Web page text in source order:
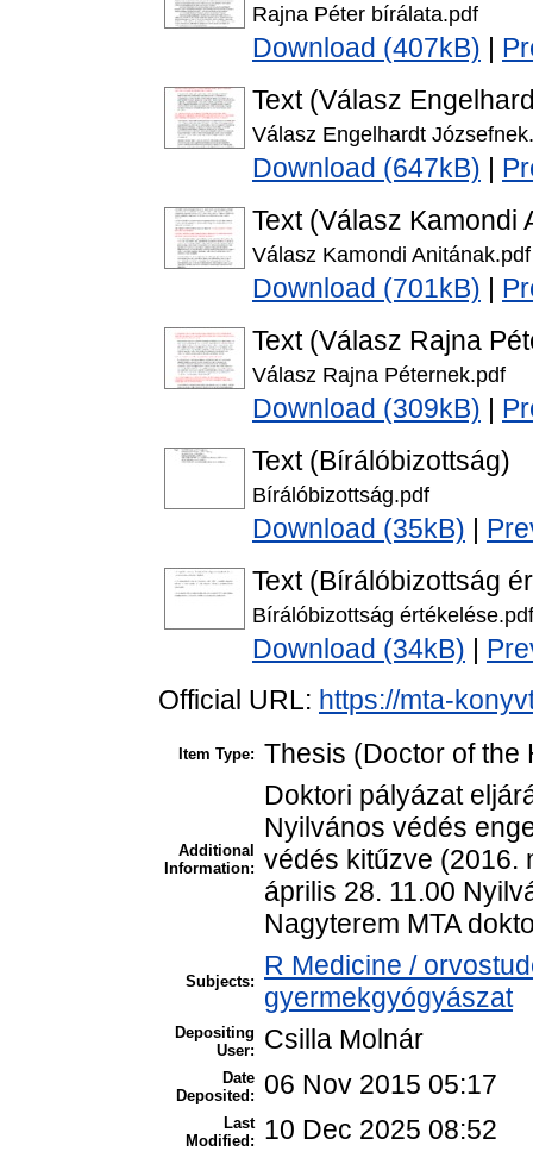
Rajna Péter bírálata.pdf
Download (407kB)
Text (Válasz
Válasz Engelhardt
Download (647kB)
Text (Válasz Kamondi
Válasz Kamondi Anitának.pdf
Download (701kB)
Text (Válasz Rajna
Válasz Rajna Péternek.pdf
Download (309kB)
Text (Bírálóbizottság)
Bírálóbizottság.pdf
Download (35kB)
Text (Bírálóbizottság
Bírálóbizottság értékelése.pdf
Download (34kB)
Official URL: https://mta-
Item Type: Thesis (Doctor of the
Additional
Information:
Doktori pályázat
Nyilvános védés
védés kitűzve (2016.
április 28. 11.00
Nagyterem MTA
Subjects:
R Medicine /
gyermekgyógyászat
Depositing
User:
Csilla Molnár
Date
Deposited:
06 Nov 2015 05:17
Last
Modified:
10 Dec 2025 08:52